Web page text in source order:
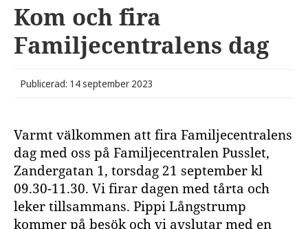
Kom och fira
Familjecentralens dag
Publicerad: 14 september 2023
Varmt välkommen att fira Familjecentralens
dag med oss på Familjecentralen Pusslet,
Zandergatan 1, torsdag 21 september kl
09.30-11.30. Vi firar dagen med tårta och
leker tillsammans. Pippi Långstrump
kommer på besök och vi avslutar med en